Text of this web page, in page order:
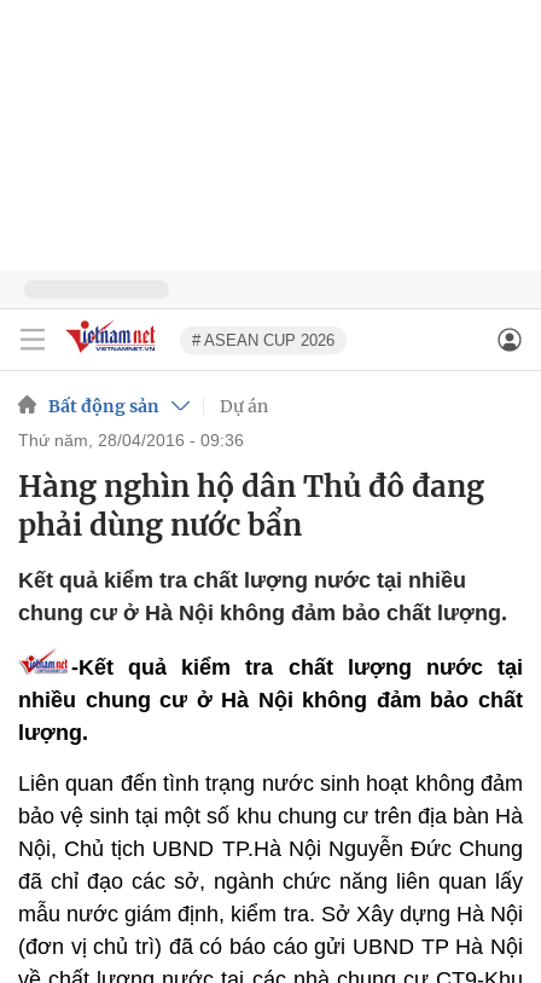
# ASEAN CUP 2026
Bất động sản Dự án
thứ năm, 28/04/2016 - 09:36
Hàng nghìn hộ dân Thủ đô đang
phải dùng nước bẩn
Kết quả kiểm tra chất lượng nước tại nhiều
chung cư ở Hà Nội không đảm bảo chất lượng.
-Kết quả kiểm tra chất lượng nước tại
nhiều chung cư ở Hà Nội không đảm bảo chất
lượng.
Liên quan đến tình trạng nước sinh hoạt không đảm
bảo vệ sinh tại một số khu chung cư trên địa bàn Hà
Nội, Chủ tịch UBND TP.Hà Nội Nguyễn Đức Chung
đã chỉ đạo các sở, ngành chức năng liên quan lấy
mẫu nước giám định, kiểm tra. Sở Xây dựng Hà Nội
(đơn vị chủ trì) đã có báo cáo gửi UBND TP Hà Nội